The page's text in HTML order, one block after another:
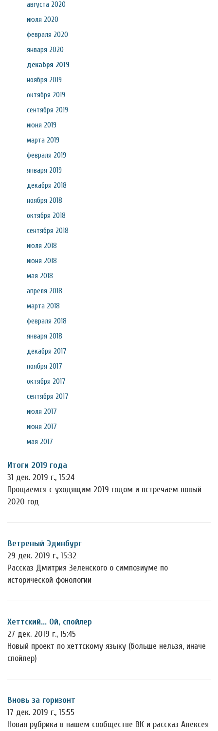
августа 2020
июля 2020
февраля 2020
января 2020
декабря 2019
ноября 2019
октября 2019
сентября 2019
июня 2019
марта 2019
февраля 2019
января 2019
декабря 2018
ноября 2018
октября 2018
сентября 2018
июля 2018
июня 2018
мая 2018
апреля 2018
марта 2018
февраля 2018
января 2018
декабря 2017
ноября 2017
октября 2017
сентября 2017
июля 2017
июня 2017
мая 2017
Итоги 2019 года
31 дек. 2019 г., 15:24
Прощаемся с уходящим 2019 годом и встречаем новый
2020 год
Ветреный Эдинбург
29 дек. 2019 г., 15:32
Рассказ Дмитрия Зеленского о симпозиуме по
исторической фонологии
Хеттский... Ой, спойлер
27 дек. 2019 г., 15:45
Новый проект по хеттскому языку (больше нельзя, иначе
спойлер)
Вновь за горизонт
17 дек. 2019 г., 15:55
Новая рубрика в нашем сообществе ВК и рассказ Алексея